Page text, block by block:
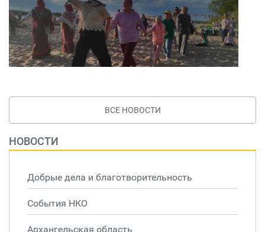
ВСЕ НОВОСТИ
НОВОСТИ
Добрые дела и благотворительность
События НКО
Архангельская область